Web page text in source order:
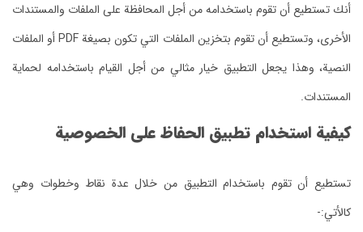
أنك تستطيع أن تقوم باستخدامه من أجل المحافظة على الملفات والمستندات
الأخرى، وتستطيع أن تقوم بتخزين الملفات التي تكون بصيغة PDF أو الملفات
النصية، وهذا يجعل التطبيق خيار مثالي من أجل القيام باستخدامه لحماية
المستندات.
كيفية استخدام تطبيق الحفاظ على الخصوصية
تستطيع أن تقوم باستخدام التطبيق من خلال عدة نقاط وخطوات وهي
كالأتي:-